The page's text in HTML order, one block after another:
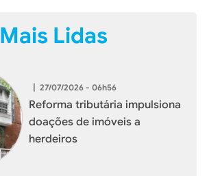
Mais Lidas
| 27/07/2026 - 06h56
Reforma tributária impulsiona
doações de imóveis a
herdeiros